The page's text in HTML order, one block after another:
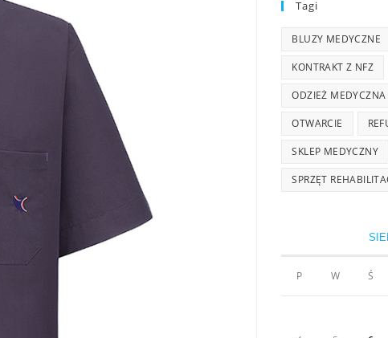
Tagi
BLUZY MEDYCZNE
KONTRAKT Z NFZ
ODZIEŻ MEDYCZNA
OTWARCIE
SKLEP MEDYCZNY
SPRZĘT
P W Ś